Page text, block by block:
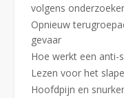
volgens
Opnieuw
gevaar
Hoe werkt een anti-
Lezen voor het
Hoofdpijn en